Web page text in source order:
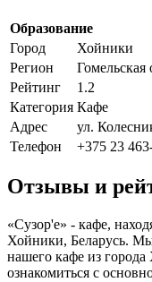
Образование
Город
Хойники
Регион
Гомельская
Рейтинг
1.2
Категория Кафе
Адрес
ул.
Телефон
+375 23
Отзывы и
«Сузор'е» - кафе,
Хойники, Беларусь. Мы
нашего кафе из
ознакомиться с